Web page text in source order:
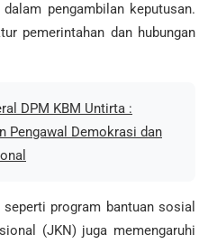
pengambilan keputusan.
pemerintahan dan hubungan
DPM KBM Untirta :
Pengawal Demokrasi dan
program bantuan sosial
(JKN) juga memengaruhi